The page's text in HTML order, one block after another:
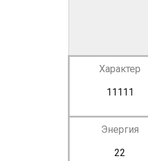
Характер
11111
Энергия
22